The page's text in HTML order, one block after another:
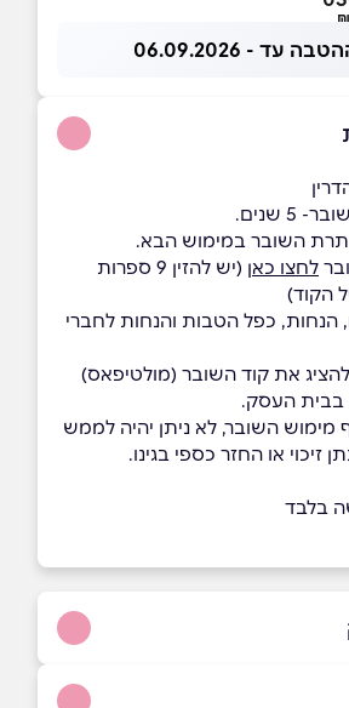
עד - 06.09.2026
שנים.
השובר במימוש הבא.
לחצו כאן
(יש להזין 9 ספרות
הקוד)
הנחות, כפל הטבות והנחות לחברי
את קוד השובר (מולטיפאס)
העסק.
מימוש השובר, לא ניתן יהיה לממש
זיכוי או החזר כספי בגינו.
בלבד